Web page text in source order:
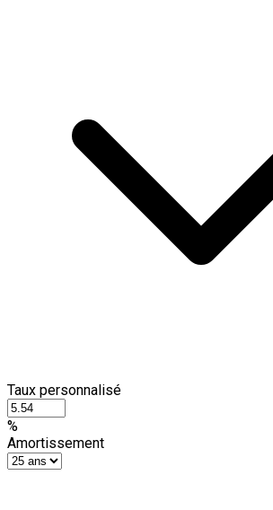
Taux personnalisé
%
Amortissement